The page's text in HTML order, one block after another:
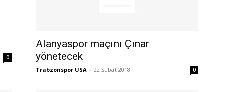
0
Alanyaspor maçını Çınar
yönetecek
Trabzonspor USA - 22 Şubat 2018 0